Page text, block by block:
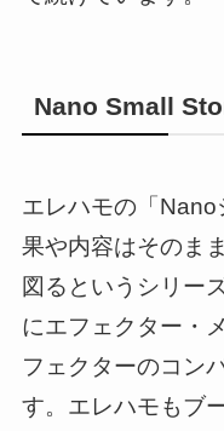
Nano Small
エレハモの「
果や内容はそのま
図るというシリー
にエフェクター・
フェクターのコン
す。エレハモもブ